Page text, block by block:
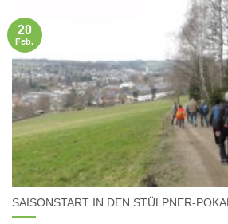
SAISONSTART IN DEN STÜLPNER-POKAL
20
Feb.